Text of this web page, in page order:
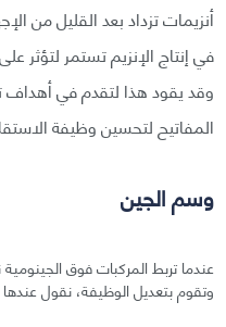
أنزيمات تزداد بعد القليل من
في إنتاج الإنزيم تستمر لتؤثر
وقد يقود هذا لتقدم في أهداف
المفاتيح لتحسين وظيفة
وسم الجين
وتقوم بتعديل الوظيفة، نقول